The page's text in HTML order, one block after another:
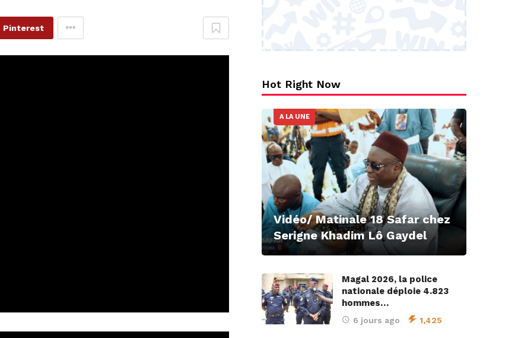
Pinterest
Hot Right Now
A LA UNE
Vidéo/ Matinale 18 Safar chez
Serigne Khadim Lô Gaydel
Magal 2026, la police
nationale déploie 4.823
hommes…
6 jours ago 1,425